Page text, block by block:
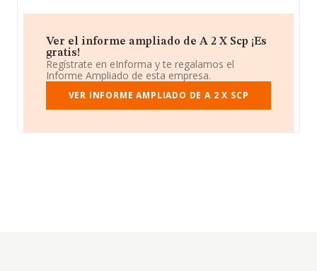
Ver el informe ampliado de A 2 X Scp ¡Es
gratis!
Regístrate en eInforma y te regalamos el
Informe Ampliado de esta empresa.
VER INFORME AMPLIADO DE A 2 X SCP